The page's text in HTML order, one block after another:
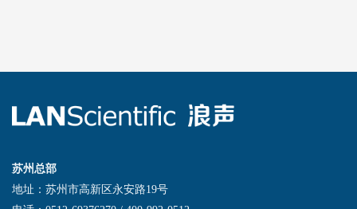
苏州总部
地址：苏州市高新区永安路19号